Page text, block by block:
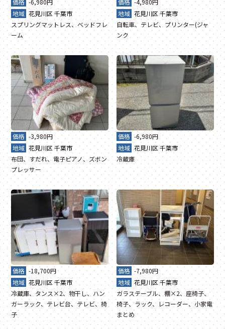
価格 -6,980円
地域 花見川区 千葉市
スプリングマットレス、ベッドフレ
ーム
価格 -4,980円
地域 花見川区千葉市
自転車、テレビ、プリンター(ジャ
ンク
価格 -3,980円
地域 花見川区 千葉市
布団、すだれ、電子ピアノ、ズボン
プレッサー
価格 -6,980円
地域 花見川区千葉市
冷蔵庫
価格 -18,700円
地域 花見川区 千葉市
冷蔵庫、タンス×2、物干し、ハン
ガーラック、テレビ台、テレビ、椅
子
価格 -7,980円
地域 花見川区千葉市
ガラステーブル、棚×2、座椅子、
椅子、ラック、レコーダー、小家電
まとめ